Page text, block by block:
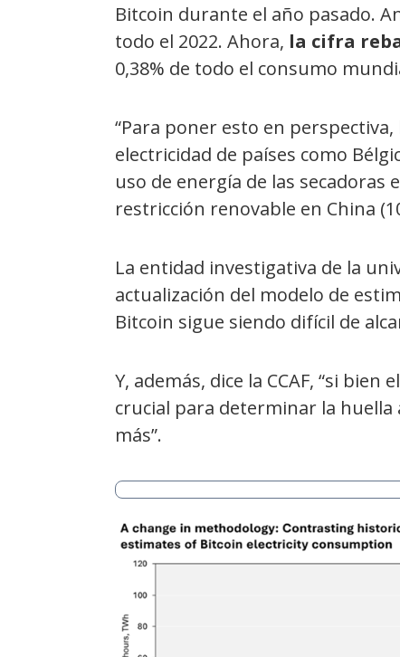
Bitcoin durante el año pasado.
todo el 2022. Ahora, la cifra
0,38% de todo el consumo
“Para poner esto en
electricidad de países como
uso de energía de las secadoras
restricción renovable en China
La entidad investigativa de la
actualización del modelo de
Bitcoin sigue siendo difícil de
Y, además, dice la CCAF, “si
crucial para determinar la
más”.